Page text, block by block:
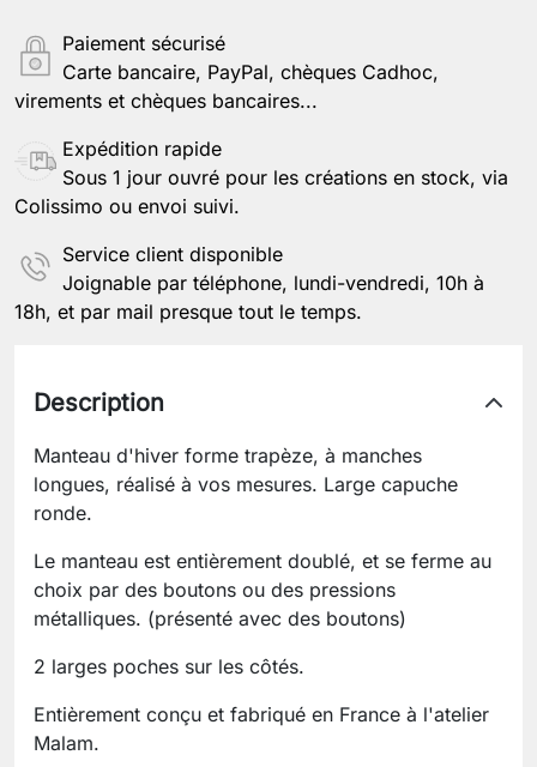
Enregistrer la personnalisation
Paiement sécurisé
Carte bancaire, PayPal, chèques Cadhoc,
virements et chèques bancaires...
Expédition rapide
Sous 1 jour ouvré pour les créations en stock, via
Colissimo ou envoi suivi.
Service client disponible
Joignable par téléphone, lundi-vendredi, 10h à
18h, et par mail presque tout le temps.
Description
Manteau d'hiver forme trapèze, à manches
longues, réalisé à vos mesures. Large capuche
ronde.
Le manteau est entièrement doublé, et se ferme au
choix par des boutons ou des pressions
métalliques. (présenté avec des boutons)
2 larges poches sur les côtés.
Entièrement conçu et fabriqué en France à l'atelier
Malam.